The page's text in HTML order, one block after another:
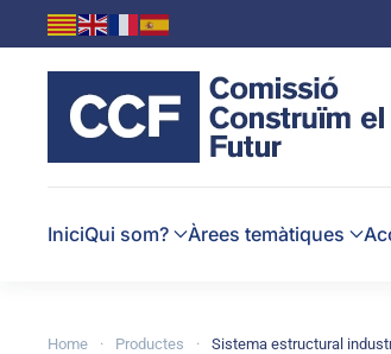
Skip to main content
IniciQui som? Àrees temàtiques
Home Productes Sistema estructural